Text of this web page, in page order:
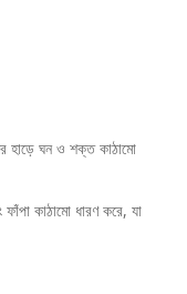
ঘন ও শক্ত কাঠামো
কাঠামো ধারণ করে, যা